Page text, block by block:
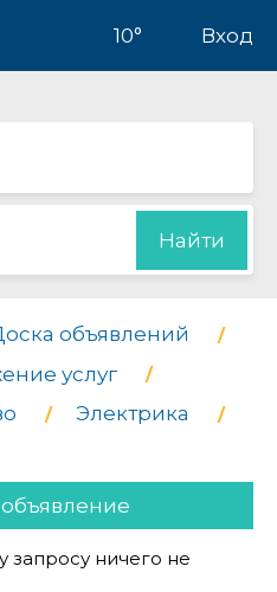
10° Вход
Найти
объявлений
услуг
Электрика
запросу ничего не